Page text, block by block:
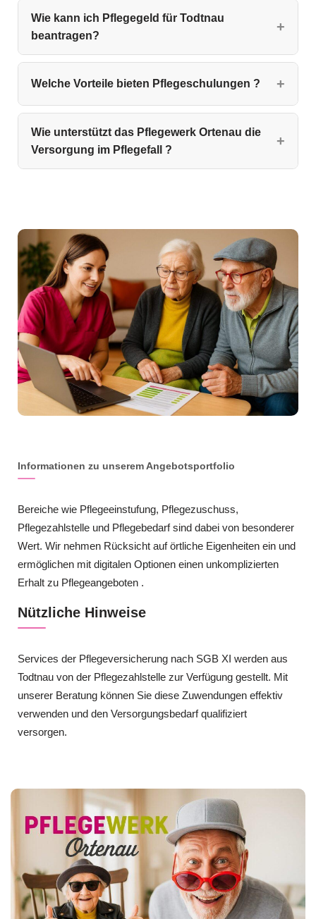
Wie kann ich Pflegegeld für Todtnau
beantragen?
Welche Vorteile bieten Pflegeschulungen ?
Wie unterstützt das Pflegewerk Ortenau die
Versorgung im Pflegefall ?
Informationen zu unserem Angebotsportfolio
Bereiche wie Pflegeeinstufung, Pflegezuschuss,
Pflegezahlstelle und Pflegebedarf sind dabei von besonderer
Wert. Wir nehmen Rücksicht auf örtliche Eigenheiten ein und
ermöglichen mit digitalen Optionen einen unkomplizierten
Erhalt zu Pflegeangeboten .
Nützliche Hinweise
Services der Pflegeversicherung nach SGB XI werden aus
Todtnau von der Pflegezahlstelle zur Verfügung gestellt. Mit
unserer Beratung können Sie diese Zuwendungen effektiv
verwenden und den Versorgungsbedarf qualifiziert
versorgen.